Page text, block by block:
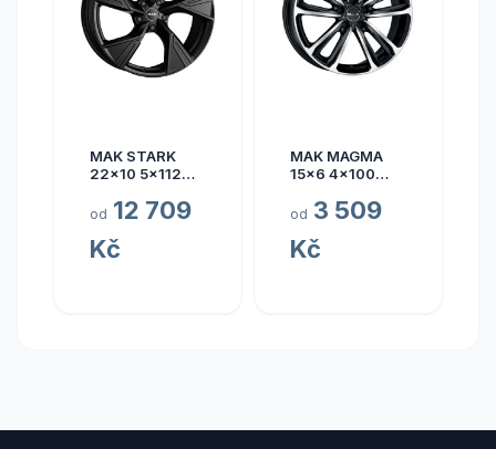
MAK STARK
22x10 5x112
od 12 709
Kč
MAK MAGMA
15x6 4x100
od 3 509
Kč